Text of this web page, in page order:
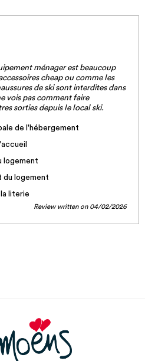
ménager est beaucoup
cheap ou comme les
de ski sont interdites dans
vois pas comment faire
sorties depuis le local ski.
de l'hébergement
logement
du logement
literie
Review written on 04/02/2026